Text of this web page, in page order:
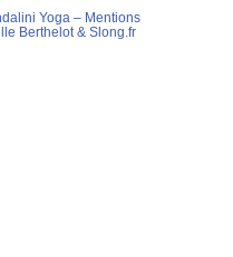
Yoga – Mentions
Berthelot& Slong.fr